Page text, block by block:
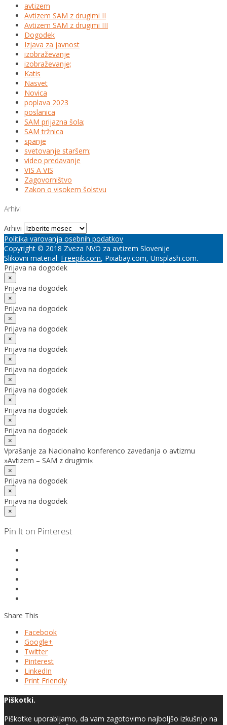
avtizem
Avtizem SAM z drugimi II
Avtizem SAM z drugimi III
Dogodek
Izjava za javnost
izobraževanje
izobraževanje;
Katis
Nasvet
Novica
poplava 2023
poslanica
SAM prijazna šola;
SAM tržnica
spanje
svetovanje staršem;
video predavanje
VIS A VIS
Zagovorništvo
Zakon o visokem šolstvu
Arhivi
Arhivi
Politika varovanja osebnih podatkov
Copyright © 2018 Zveza NVO za avtizem Slovenije
Slikovni material: Freepik.com, Pixabay.com, Unsplash.com.
Prijava na dogodek
×
Prijava na dogodek
×
Prijava na dogodek
×
Prijava na dogodek
×
Prijava na dogodek
×
Prijava na dogodek
×
Prijava na dogodek
×
Prijava na dogodek
×
Prijava na dogodek
×
Vprašanje za Nacionalno konferenco zavedanja o avtizmu
»Avtizem – SAM z drugimi«
×
Prijava na dogodek
×
Prijava na dogodek
×
Pin It on Pinterest
Share This
Facebook
Google+
Twitter
Pinterest
LinkedIn
Print Friendly
Piškotki.
Piškotke uporabljamo, da vam zagotovimo najboljšo izkušnjo na